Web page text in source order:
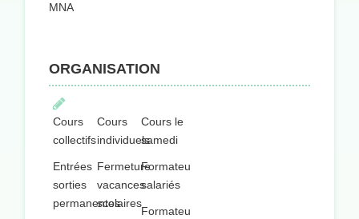
MNA
ORGANISATION
Cours
collectifs
Cours
individuels
Cours le
samedi
Entrées
sorties
permanentes
Fermeture
vacances
scolaires
Formateurs
salariés
Formateurs